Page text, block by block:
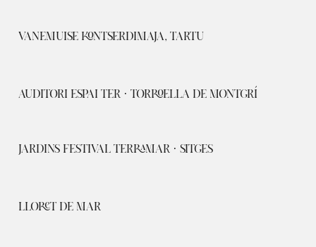
VANEMUISE KONTSERDIMAJA, TARTU
AUDITORI ESPAI TER · TORROELLA DE MONTGRÍ
JARDINS FESTIVAL TERRAMAR · SITGES
LLORET DE MAR